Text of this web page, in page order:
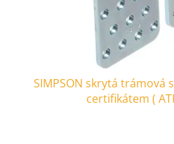
SIMPSON skrytá trámová
certifikátem (